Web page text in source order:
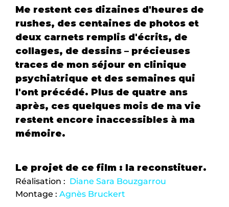
Me restent ces dizaines d'heures de
rushes, des centaines de photos et
deux carnets remplis d'écrits, de
collages, de dessins – précieuses
traces de mon séjour en clinique
psychiatrique et des semaines qui
l'ont précédé. Plus de quatre ans
après, ces quelques mois de ma vie
restent encore inaccessibles à ma
mémoire.
Le projet de ce film : la reconstituer.
Réalisation : Diane Sara Bouzgarrou
Montage : Agnès Bruckert